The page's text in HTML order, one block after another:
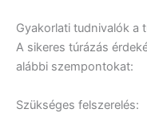
Gyakorlati tudnivalók a
A sikeres túrázás
alábbi szempontokat:
Szükséges felszerelés: